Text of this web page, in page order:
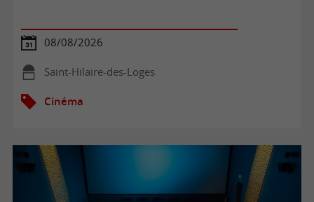
08/08/2026
Saint-Hilaire-des-Loges
Cinéma